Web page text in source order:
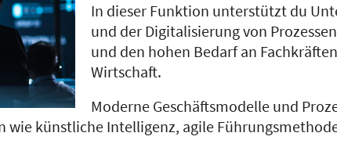
In dieser Funktion unterstützt du
und der Digitalisierung von
und den hohen Bedarf an
Wirtschaft.
Moderne Geschäftsmodelle und
wie künstliche Intelligenz, agile